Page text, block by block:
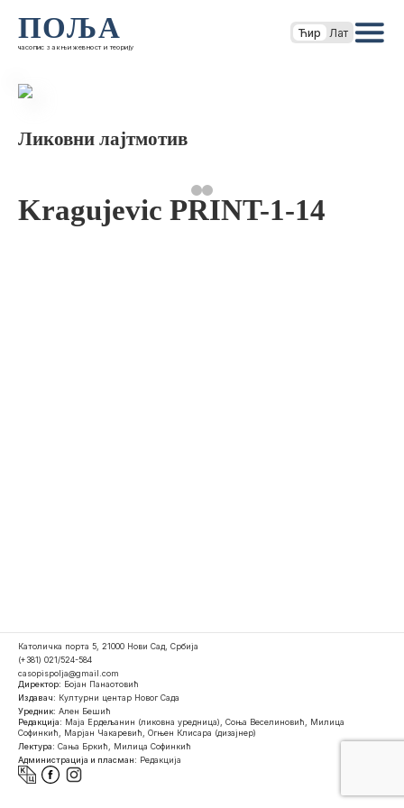
ПОЉА
часопис за књижевност и теорију
Ћир Лат
Ликовни лајтмотив
Kragujevic PRINT-1-14
Католичка порта 5, 21000 Нови Сад, Србија
(+381) 021/524-584
casopispolja@gmail.com
Директор: Бојан Панаотовић
Издавач: Културни центар Новог Сада
Уредник: Ален Бешић
Редакција: Маја Ердељанин (ликовна уредница), Соња Веселиновић, Милица
Софинкић, Марјан Чакаревић, Огњен Клисара (дизајнер)
Лектура: Сања Бркић, Милица Софинкић
Администрација и пласман: Редакција